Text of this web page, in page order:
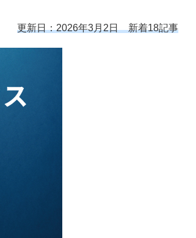
更新日：2026年3月2日 新着18記事